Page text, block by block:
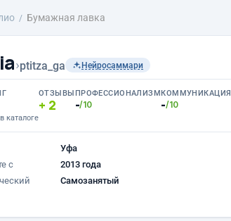
Бумажная лавка
›ptitza_ga Нейросаммари
каталоге
ОТЗЫВЫ
2
ПРОФЕССИОНАЛИЗМ
-/10
КОММУНИКАЦИЯ
-/10
Уфа
с
2013 года
Самозанятый